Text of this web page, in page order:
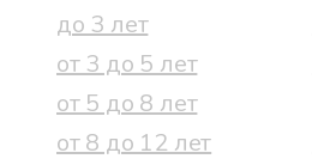
до 3 лет
от 3 до 5 лет
от 5 до 8 лет
от 8 до 12 лет